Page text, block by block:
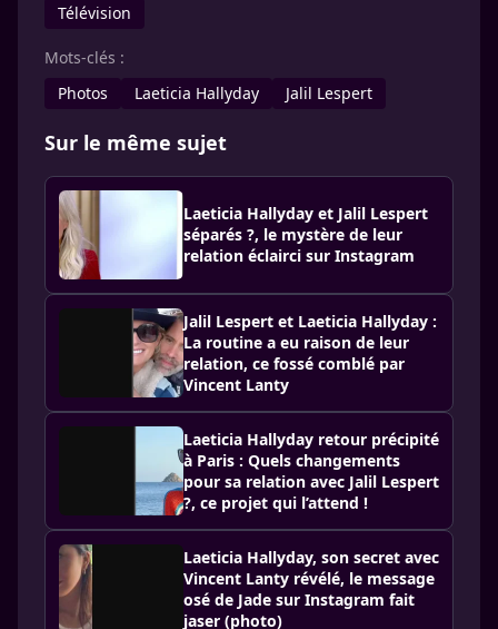
Télévision
Mots-clés :
Photos
Laeticia Hallyday Jalil Lespert
Sur le même sujet
Laeticia Hallyday et Jalil Lespert
séparés ?, le mystère de leur
relation éclairci sur Instagram
Jalil Lespert et Laeticia Hallyday :
La routine a eu raison de leur
relation, ce fossé comblé par
Vincent Lanty
Laeticia Hallyday retour précipité
à Paris : Quels changements
pour sa relation avec Jalil Lespert
?, ce projet qui l’attend !
Laeticia Hallyday, son secret avec
Vincent Lanty révélé, le message
osé de Jade sur Instagram fait
jaser (photo)